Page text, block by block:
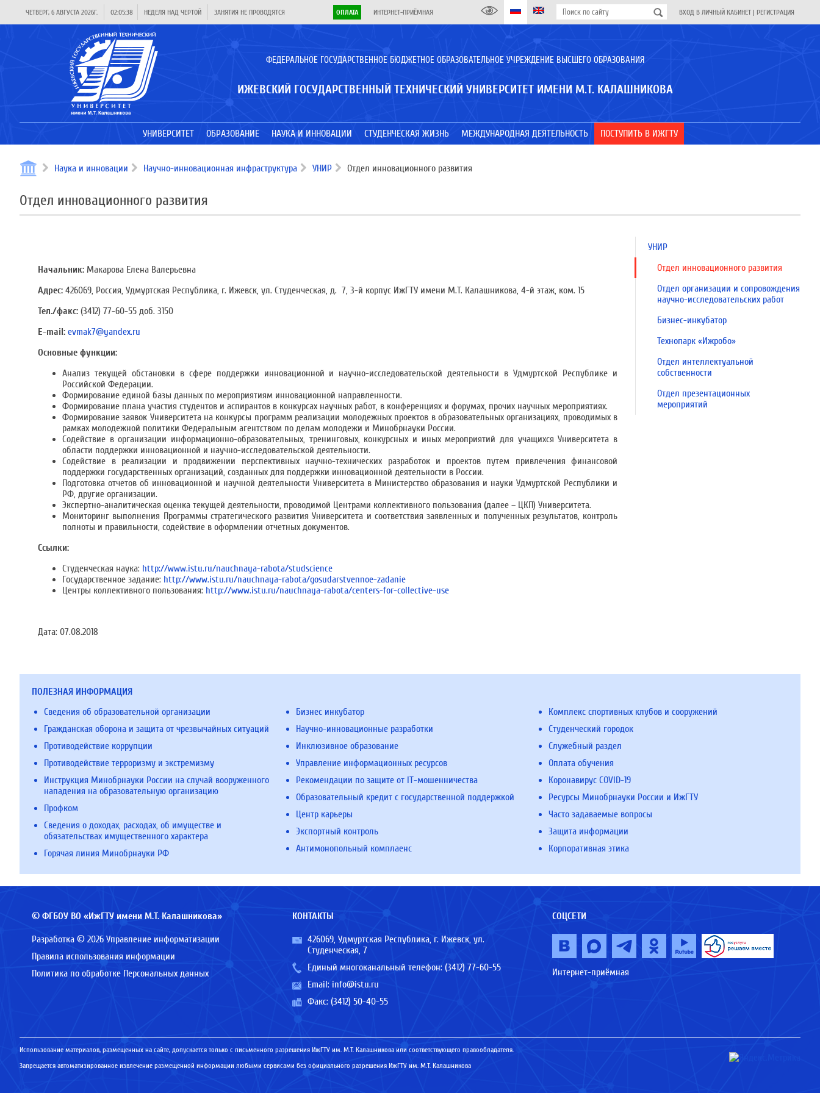
ЧЕТВЕРГ, 6 АВГУСТА 2026Г. 02:05:38 НЕДЕЛЯ НАД ЧЕРТОЙ ЗАНЯТИЯ НЕ ПРОВОДЯТСЯ ОПЛАТА ИНТЕРНЕТ-ПРИЁМНАЯ ВХОД В ЛИЧНЫЙ КАБИНЕТ | РЕГИСТРАЦИЯ
ФЕДЕРАЛЬНОЕ ГОСУДАРСТВЕННОЕ БЮДЖЕТНОЕ ОБРАЗОВАТЕЛЬНОЕ УЧРЕЖДЕНИЕ ВЫСШЕГО ОБРАЗОВАНИЯ
ИЖЕВСКИЙ ГОСУДАРСТВЕННЫЙ ТЕХНИЧЕСКИЙ УНИВЕРСИТЕТ ИМЕНИ М.Т. КАЛАШНИКОВА
УНИВЕРСИТЕТ ОБРАЗОВАНИЕ НАУКА И ИННОВАЦИИ СТУДЕНЧЕСКАЯ ЖИЗНЬ МЕЖДУНАРОДНАЯ ДЕЯТЕЛЬНОСТЬ ПОСТУПИТЬ В ИЖГТУ
Наука и инновации Научно-инновационная инфраструктура УНИР Отдел инновационного развития
Отдел инновационного развития
Начальник: Макарова Елена Валерьевна
Адрес: 426069, Россия, Удмуртская Республика, г. Ижевск, ул. Студенческая, д. 7, 3-й корпус ИжГТУ имени М.Т. Калашникова, 4-й этаж, ком. 15
Тел./факс: (3412) 77-60-55 доб. 3150
E-mail: evmak7@yandex.ru
Основные функции:
Анализ текущей обстановки в сфере поддержки инновационной и научно-исследовательской деятельности в Удмуртской Республике и
Российской Федерации.
Формирование единой базы данных по мероприятиям инновационной направленности.
Формирование плана участия студентов и аспирантов в конкурсах научных работ, в конференциях и форумах, прочих научных мероприятиях.
Формирование заявок Университета на конкурсы программ реализации молодежных проектов в образовательных организациях, проводимых в
рамках молодежной политики Федеральным агентством по делам молодежи и Минобрнауки России.
Содействие в организации информационно-образовательных, тренинговых, конкурсных и иных мероприятий для учащихся Университета в
области поддержки инновационной и научно-исследовательской деятельности.
Содействие в реализации и продвижении перспективных научно-технических разработок и проектов путем привлечения финансовой
поддержки государственных организаций, созданных для поддержки инновационной деятельности в России.
Подготовка отчетов об инновационной и научной деятельности Университета в Министерство образования и науки Удмуртской Республики и
РФ, другие организации.
Экспертно-аналитическая оценка текущей деятельности, проводимой Центрами коллективного пользования (далее – ЦКП) Университета.
Мониторинг выполнения Программы стратегического развития Университета и соответствия заявленных и полученных результатов, контроль
полноты и правильности, содействие в оформлении отчетных документов.
Ссылки:
Студенческая наука: http://www.istu.ru/nauchnaya-rabota/studscience
Государственное задание: http://www.istu.ru/nauchnaya-rabota/gosudarstvennoe-zadanie
Центры коллективного пользования: http://www.istu.ru/nauchnaya-rabota/centers-for-collective-use
Дата: 07.08.2018
УНИР
Отдел инновационного развития
Отдел организации и сопровождения
научно-исследовательских работ
Бизнес-инкубатор
Технопарк «Ижробо»
Отдел интеллектуальной
собственности
Отдел презентационных
мероприятий
ПОЛЕЗНАЯ ИНФОРМАЦИЯ
Сведения об образовательной организации
Гражданская оборона и защита от чрезвычайных ситуаций
Противодействие коррупции
Противодействие терроризму и экстремизму
Инструкция Минобрнауки России на случай вооруженного
нападения на образовательную организацию
Профком
Сведения о доходах, расходах, об имуществе и
обязательствах имущественного характера
Горячая линия Минобрнауки РФ
Бизнес инкубатор
Научно-инновационные разработки
Инклюзивное образование
Управление информационных ресурсов
Рекомендации по защите от IT-мошенничества
Образовательный кредит с государственной поддержкой
Центр карьеры
Экспортный контроль
Антимонопольный комплаенс
Комплекс спортивных клубов и сооружений
Студенческий городок
Служебный раздел
Оплата обучения
Коронавирус COVID-19
Ресурсы Минобрнауки России и ИжГТУ
Часто задаваемые вопросы
Защита информации
Корпоративная этика
© ФГБОУ ВО «ИжГТУ имени М.Т. Калашникова»
Разработка © 2026 Управление информатизации
Правила использования информации
Политика по обработке Персональных данных
КОНТАКТЫ
426069, Удмуртская Республика, г. Ижевск, ул.
Студенческая, 7
Единый многоканальный телефон: (3412) 77-60-55
Email: info@istu.ru
Факс: (3412) 50-40-55
СОЦСЕТИ
Интернет-приёмная
Использование материалов, размещенных на сайте, допускается только с письменного разрешения ИжГТУ им. М.Т. Калашникова или соответствующего правообладателя.
Запрещается автоматизированное извлечение размещенной информации любыми сервисами без официального разрешения ИжГТУ им. М.Т. Калашникова